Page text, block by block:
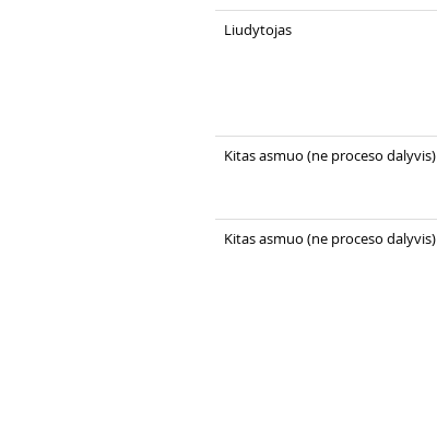
Liudytojas
Kitas asmuo (ne proceso dalyvis)
Kitas asmuo (ne proceso dalyvis)